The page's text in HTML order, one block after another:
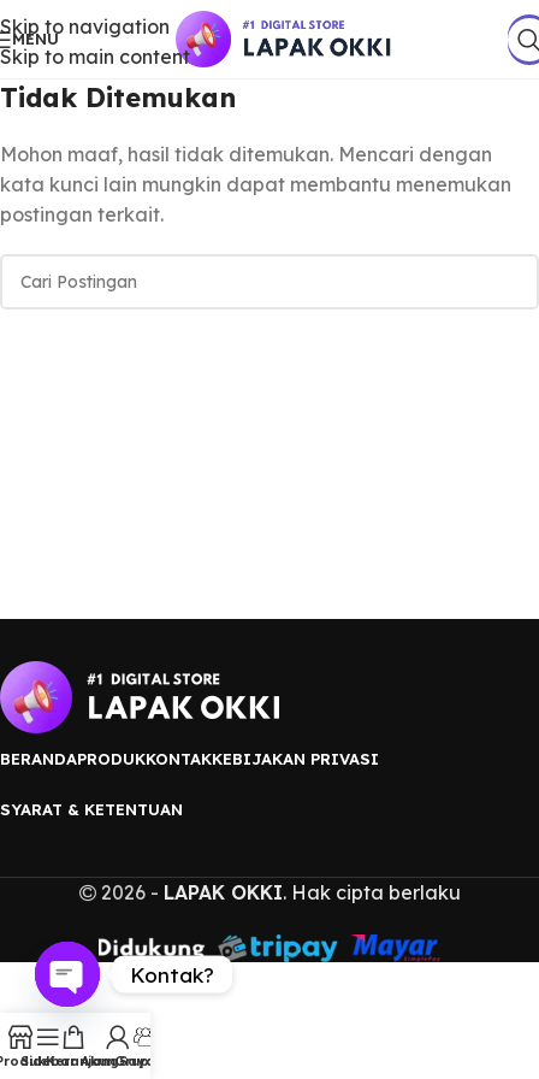
Skip to navigation
Skip to main content
MENU
Tidak Ditemukan
Mohon maaf, hasil tidak ditemukan. Mencari dengan
kata kunci lain mungkin dapat membantu menemukan
postingan terkait.
BERANDAPRODUKKONTAKKEBIJAKAN PRIVASI
SYARAT & KETENTUAN
2026 - LAPAK OKKI. Hak cipta berlaku
SidebarKeranjang
Akun Saya
Grup WA
Kontak?
Open
chaty